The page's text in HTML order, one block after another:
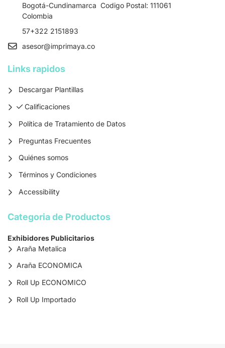
Bogotá-Cundinamarca Codigo Postal: 111061
Colombia
57+322 2151893
asesor@imprimaya.co
Links rapidos
Descargar Plantillas
Calificaciones
Calificaciones
Política de Tratamiento de Datos
Preguntas Frecuentes
Quiénes somos
Términos y Condiciones
Accessibility
Categoria de Productos
Exhibidores Publicitarios
Araña Metalica
Araña ECONOMICA
Roll Up ECONOMICO
Roll Up Importado